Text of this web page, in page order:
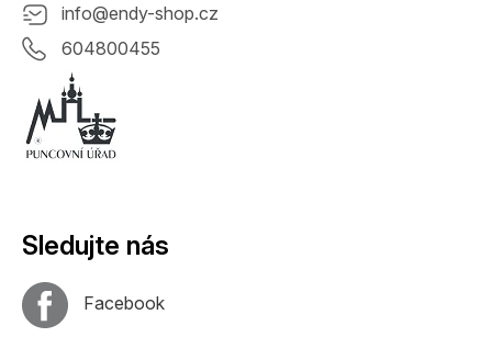
info@endy-shop.cz
604800455
Sledujte nás
Facebook